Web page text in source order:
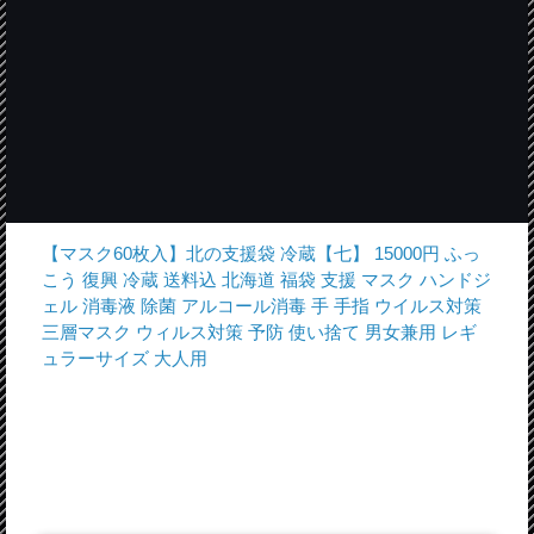
【マスク60枚入】北の支援袋 冷蔵【七】 15000円 ふっ
こう 復興 冷蔵 送料込 北海道 福袋 支援 マスク ハンドジ
ェル 消毒液 除菌 アルコール消毒 手 手指 ウイルス対策
三層マスク ウィルス対策 予防 使い捨て 男女兼用 レギ
ュラーサイズ 大人用